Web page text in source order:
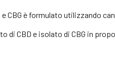
CBG è formulato utilizzando
di CBD e isolato di CBG in